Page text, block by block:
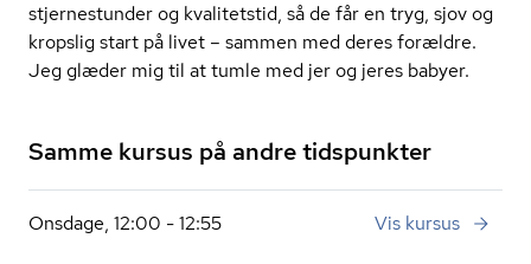
stjernestunder og kvalitetstid, så de får en tryg, sjov og
kropslig start på livet – sammen med deres forældre.
Jeg glæder mig til at tumle med jer og jeres babyer.
Samme kursus på andre tidspunkter
Onsdage, 12:00 - 12:55 Vis kursus